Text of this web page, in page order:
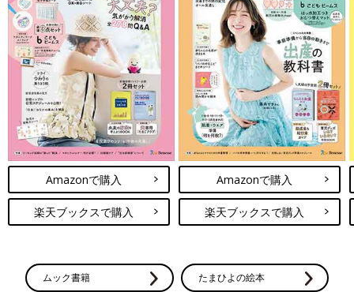
Amazonで購入
楽天ブックスで購入
Amazonで購入
楽天ブックスで購入
ムック書籍 たまひよの絵本